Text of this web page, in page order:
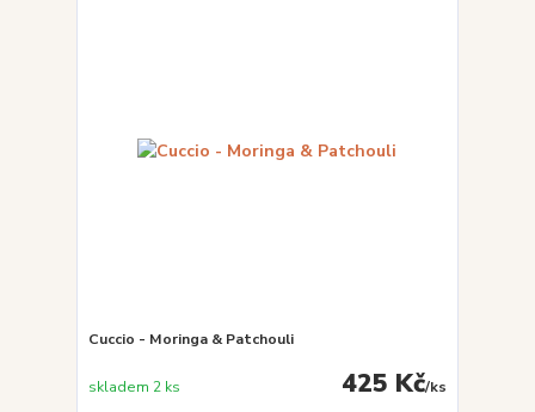
Cuccio - Moringa & Patchouli
425 Kč/ks
skladem 2 ks